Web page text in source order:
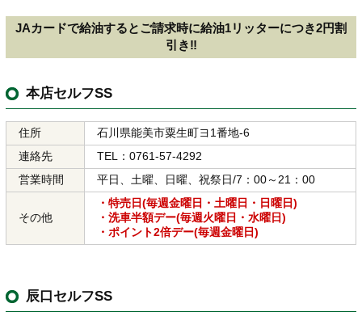
JAカードで給油するとご請求時に給油1リッターにつき2円割
引き‼
本店セルフSS
住所
石川県能美市粟生町ヨ1番地-6
連絡先
TEL：0761-57-4292
営業時間
平日、土曜、日曜、祝祭日/7：00～21：00
その他
・特売日(毎週金曜日・土曜日・日曜日)
・洗車半額デー(毎週火曜日・水曜日)
・ポイント2倍デー(毎週金曜日)
辰口セルフSS